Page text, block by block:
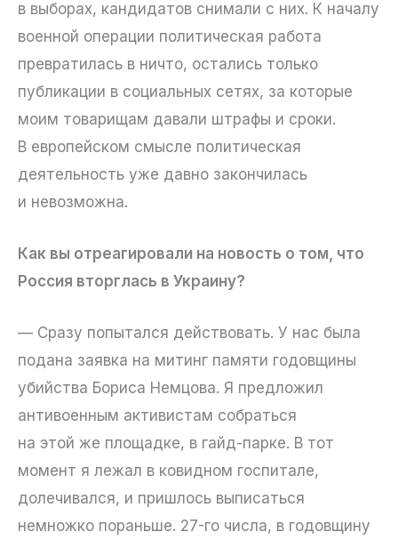
в выборах, кандидатов снимали с них. К началу
военной операции политическая работа
превратилась в ничто, остались только
публикации в социальных сетях, за которые
моим товарищам давали штрафы и сроки.
В европейском смысле политическая
деятельность уже давно закончилась
и невозможна.
Как вы отреагировали на новость о том, что
Россия вторглась в Украину?
— Сразу попытался действовать. У нас была
подана заявка на митинг памяти годовщины
убийства Бориса Немцова. Я предложил
антивоенным активистам собраться
на этой же площадке, в гайд-парке. В тот
момент я лежал в ковидном госпитале,
долечивался, и пришлось выписаться
немножко пораньше. 27-го числа, в годовщину